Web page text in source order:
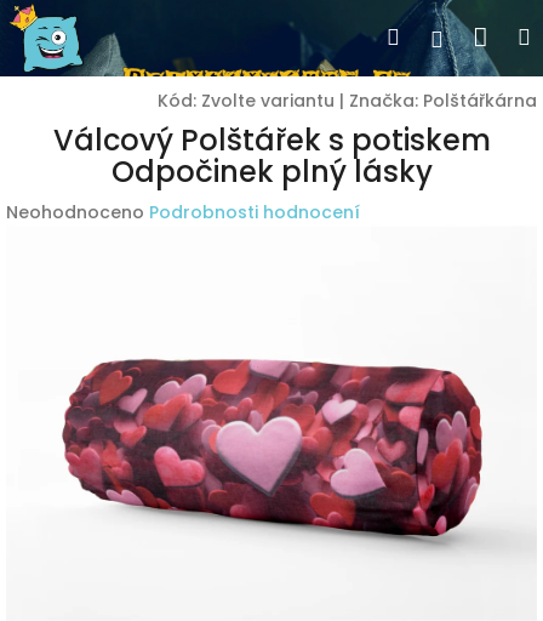
Přejít
na
obsah
Hledat
Kód: Zvolte variantu | Značka: Polštářkárna
Válcový Polštářek s potiskem
Odpočinek plný lásky
Průměrné
hvězdiček.
Neohodnoceno Podrobnosti hodnocení